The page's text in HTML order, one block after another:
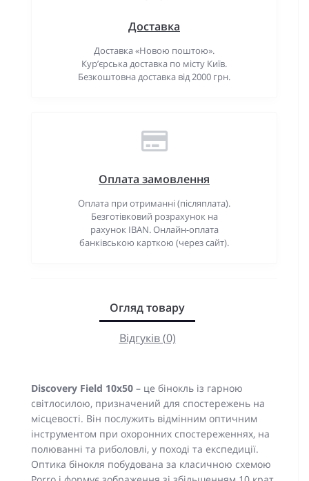
Доставка
Доставка «Новою поштою».
Кур’єрська доставка по місту Київ.
Безкоштовна доставка від 2000 грн.
Оплата замовлення
Оплата при отриманні (післяплата).
Безготівковий розрахунок на
рахунок IBAN. Онлайн-оплата
банківською карткою (через сайт).
Огляд товару
Відгуків (0)
Discovery Field 10x50 – це бінокль із гарною
світлосилою, призначений для спостережень на
місцевості. Він послужить відмінним оптичним
інструментом при охоронних спостереженнях, на
полюванні та риболовлі, у поході та експедиції.
Оптика бінокля побудована за класичною схемою